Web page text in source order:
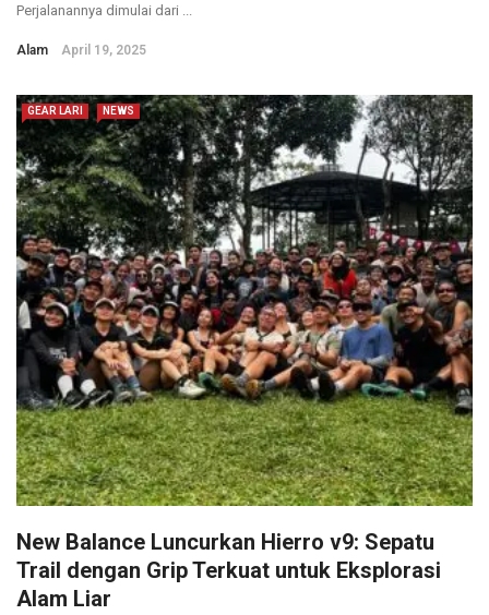
Perjalanannya dimulai dari ...
Alam April 19, 2025
GEAR LARI NEWS
New Balance Luncurkan Hierro v9: Sepatu
Trail dengan Grip Terkuat untuk Eksplorasi
Alam Liar